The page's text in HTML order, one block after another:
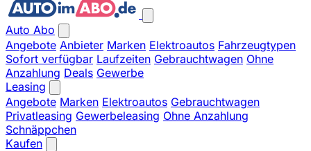
Auto Abo
Angebote Anbieter Marken Elektroautos Fahrzeugtypen
Sofort verfügbar Laufzeiten Gebrauchtwagen Ohne
Anzahlung Deals Gewerbe
Leasing
Angebote Marken Elektroautos Gebrauchtwagen
Privatleasing Gewerbeleasing Ohne Anzahlung
Schnäppchen
Kaufen